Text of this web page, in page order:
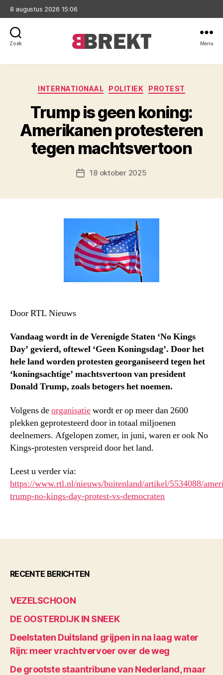
8 augustus 2026 15:06
Zoek Menu
Categorieën
INTERNATIONAAL POLITIEK PROTEST
Trump is geen koning:
Amerikanen protesteren
tegen machtsvertoon
Berichtdatum
18 oktober 2025
Door RTL Nieuws
Vandaag wordt in de Verenigde Staten ‘No Kings
Day’ gevierd, oftewel ‘Geen Koningsdag’. Door het
hele land worden protesten georganiseerd tegen het
‘koningsachtige’ machtsvertoon van president
Donald Trump, zoals betogers het noemen.
Volgens deorganisatiewordt er op meer dan 2600
plekken geprotesteerd door in totaal miljoenen
deelnemers. Afgelopen zomer, in juni, waren er ook No
Kings-protesten verspreid door het land.
Leest u verder via:
https://www.rtl.nl/nieuws/buitenland/artikel/5534088/
trump-no-kings-day-protest-vs-democraten
RECENTE BERICHTEN
VEZELSCHOON
DE OOSTERDIJK IN SNEEK
Deelstaten Duitsland grijpen in na laag water
Rijn: meer vrachtvervoer over de weg
De grootste staantribune van Nederland, maar